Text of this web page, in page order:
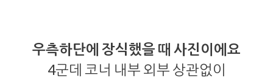
우측하단에 장식했을 때 사진이에요
4군데 코너 내부 외부 상관없이